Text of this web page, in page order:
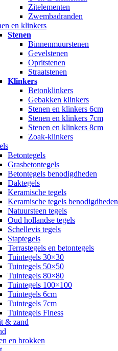
Zitelementen
Zwembadranden
en klinkers
Stenen
Binnenmuurstenen
Gevelstenen
Opritstenen
Straatstenen
Klinkers
Betonklinkers
Gebakken klinkers
Stenen en klinkers 6cm
Stenen en klinkers 7cm
Stenen en klinkers 8cm
Zoak-klinkers
Betontegels
Grasbetontegels
Betontegels benodigdheden
Daktegels
Keramische tegels
Keramische tegels benodigdheden
Natuursteen tegels
Oud hollandse tegels
Schellevis tegels
Staptegels
Terrastegels en betontegels
Tuintegels 30×30
Tuintegels 50×50
Tuintegels 80×80
Tuintegels 100×100
Tuintegels 6cm
Tuintegels 7cm
Tuintegels Finess
& zand
en brokken